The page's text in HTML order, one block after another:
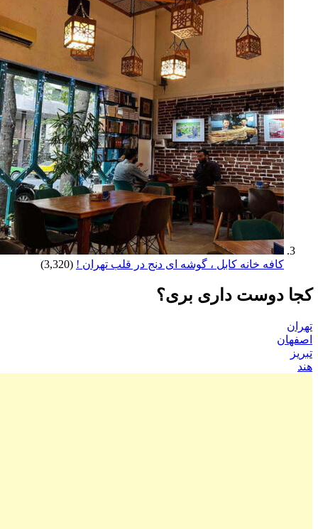
کافه خانه کابل ، گوشه ای دنج در قلب تهران ! (3,320)
کجا دوست داری بری؟
تهران
اصفهان
تبریز
هند